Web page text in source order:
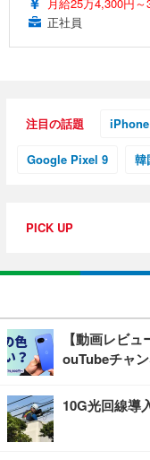
正社員
注目の話題
Google Pixel 9 韓
PICK UP
【動画レビ
ouTubeチャ
10G光回線導